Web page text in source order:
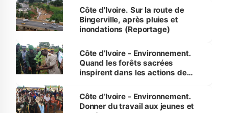
(Alassane Ouattara
Côte d'Ivoire. Sur la route de
Bingerville, après pluies et
inondations (Reportage)
Côte d’Ivoire - Environnement.
Quand les forêts sacrées
inspirent dans les actions de
Côte d’Ivoire - Environnement.
Donner du travail aux jeunes et